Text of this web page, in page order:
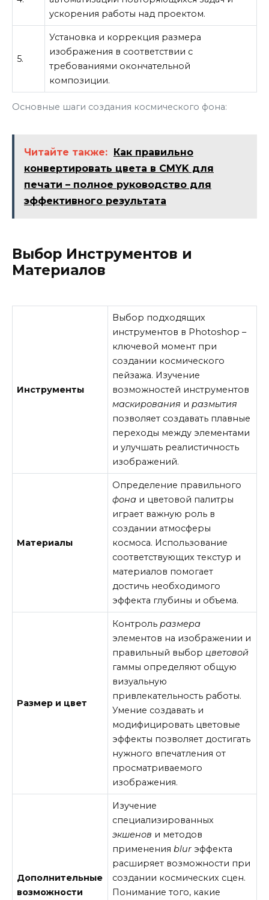
Основные шаги создания космического фона:
ускорения работы над проектом.
5.
Установка и коррекция размера
изображения в соответствии с
требованиями окончательной
композиции.
Читайте также: Как правильно
конвертировать цвета в CMYK для
печати – полное руководство для
эффективного результата
Выбор Инструментов и
Материалов
Инструменты
Выбор подходящих
инструментов в Photoshop –
ключевой момент при
создании космического
пейзажа. Изучение
возможностей инструментов
маскирования и размытия
позволяет создавать плавные
переходы между элементами
и улучшать реалистичность
изображений.
Материалы
Определение правильного
фона и цветовой палитры
играет важную роль в
создании атмосферы
космоса. Использование
соответствующих текстур и
материалов помогает
достичь необходимого
эффекта глубины и объема.
Размер и цвет
Контроль размера
элементов на изображении и
правильный выбор цветовой
гаммы определяют общую
визуальную
привлекательность работы.
Умение создавать и
модифицировать цветовые
эффекты позволяет достигать
нужного впечатления от
просматриваемого
изображения.
Дополнительные
возможности
Изучение
специализированных
экшенов и методов
применения blur эффекта
расширяет возможности при
создании космических сцен.
Понимание того, какие